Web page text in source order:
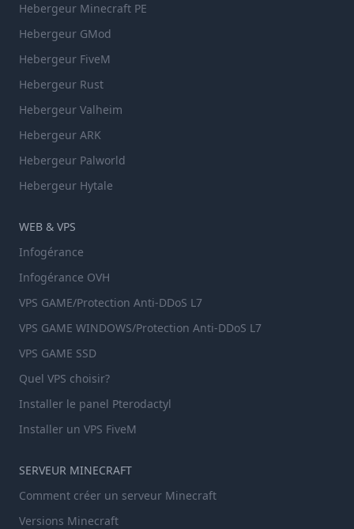
Hebergeur Minecraft PE
Hebergeur GMod
Hebergeur FiveM
Hebergeur Rust
Hebergeur Valheim
Hebergeur ARK
Hebergeur Palworld
Hebergeur Hytale
WEB & VPS
Infogérance
Infogérance OVH
VPS GAME/Protection Anti-DDoS L7
VPS GAME WINDOWS/Protection Anti-DDoS L7
VPS GAME SSD
Quel VPS choisir?
Installer le panel Pterodactyl
Installer un VPS FiveM
SERVEUR MINECRAFT
Comment créer un serveur Minecraft
Versions Minecraft